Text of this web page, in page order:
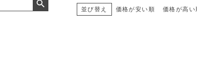
並び替え 価格が安い順 価格が高い